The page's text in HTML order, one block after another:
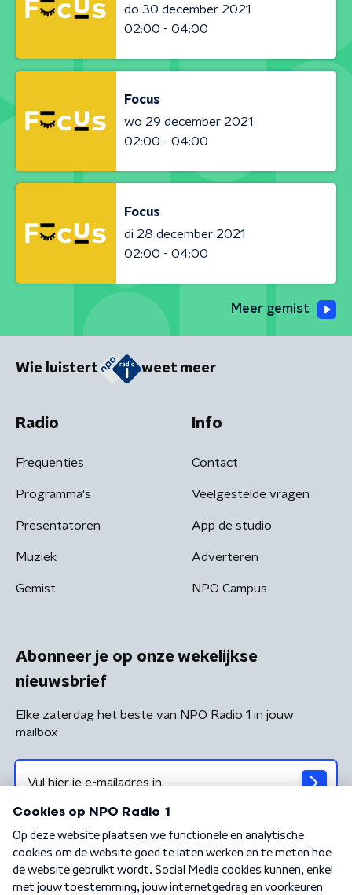
do 30 december 2021
02:00 - 04:00
Focus
wo 29 december 2021
02:00 - 04:00
Focus
di 28 december 2021
02:00 - 04:00
Meer gemist
Wie luistert weet meer
Radio
Frequenties
Programma's
Presentatoren
Muziek
Gemist
Info
Contact
Veelgestelde vragen
App de studio
Adverteren
NPO Campus
Abonneer je op onze wekelijkse
nieuwsbrief
Elke zaterdag het beste van NPO Radio 1 in jouw
mailbox
Algemene voorwaarden